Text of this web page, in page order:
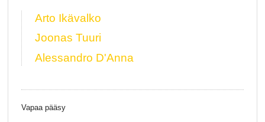
Arto Ikävalko
Joonas Tuuri
Alessandro D'Anna
Vapaa pääsy